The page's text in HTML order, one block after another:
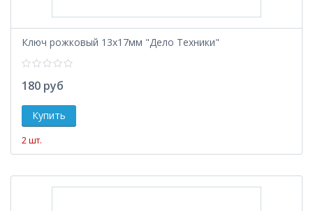
Ключ рожковый 13х17мм "Дело Техники"
180 руб
2 шт.